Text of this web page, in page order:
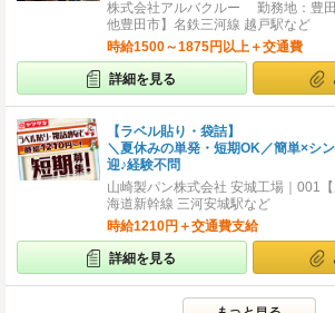
株式会社アルバクルー 勤務地：豊
他豊田市】名鉄三河線 越戸駅など
時給1500～1875円以上＋交通費
詳細を見る
【ラベル貼り・袋詰】
＼夏休みの単発・短期OK／簡単×シ
迎♪経験不問
山崎製パン株式会社 安城工場｜001
海道新幹線 三河安城駅など
時給1210円＋交通費支給
詳細を見る